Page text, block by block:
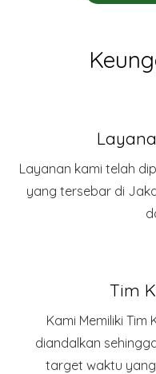
Layanan kami telah
yang tersebar di
Tim
Kami Memiliki
diandalkan
target waktu